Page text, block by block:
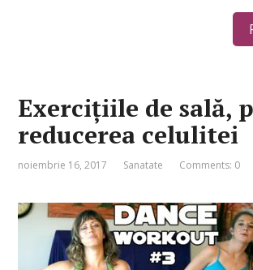
Exercițiile de sală,
reducerea celulitei
noiembrie 16, 2017 Sanatate Comments: 0